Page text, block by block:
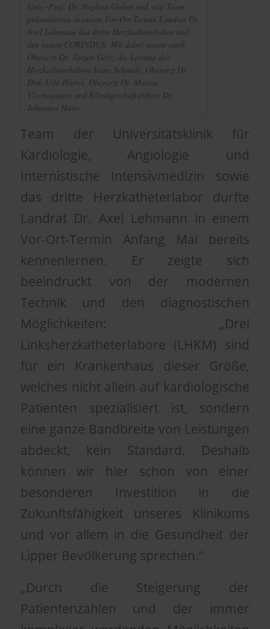
Univ.-Prof. Dr. Stephan Gielen und sein Team
präsentierten in einem Vor-Ort-Termin Landrat Dr.
Axel Lehmann das dritte Herzkatheterlabor und
den neuen CORINDUS. Mit dabei waren auch
Oberarzt Dr. Jürgen Götz, die Leitung des
Herzkatheterlabors Irene Schmidt, Oberarzt Dr.
Dirk-Udo Härtel, Oberarzt Dr. Marios
Vlachojannis und Klinikgeschäftsführer Dr.
Johannes Hütte
Team der Universitätsklinik für
Kardiologie, Angiologie und
Internistische Intensivmedizin sowie
das dritte Herzkatheterlabor durfte
Landrat Dr. Axel Lehmann in einem
Vor-Ort-Termin Anfang Mai bereits
kennenlernen. Er zeigte sich
beeindruckt von der modernen
Technik und den diagnostischen
Möglichkeiten: „Drei
Linksherzkatheterlabore (LHKM) sind
für ein Krankenhaus dieser Größe,
welches nicht allein auf kardiologische
Patienten spezialisiert ist, sondern
eine ganze Bandbreite von Leistungen
abdeckt, kein Standard. Deshalb
können wir hier schon von einer
besonderen Investition in die
Zukunftsfähigkeit unseres Klinikums
und vor allem in die Gesundheit der
Lipper Bevölkerung sprechen.“
„Durch die Steigerung der
Patientenzahlen und der immer